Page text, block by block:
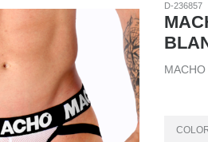
D-236857